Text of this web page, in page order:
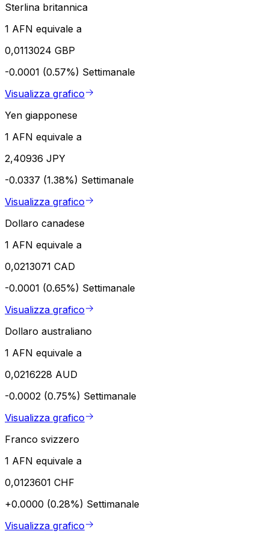
Sterlina britannica
1 AFN equivale a
0,0113024 GBP
-0.0001 (0.57%) Settimanale
Visualizza grafico
Yen giapponese
1 AFN equivale a
2,40936 JPY
-0.0337 (1.38%) Settimanale
Visualizza grafico
Dollaro canadese
1 AFN equivale a
0,0213071 CAD
-0.0001 (0.65%) Settimanale
Visualizza grafico
Dollaro australiano
1 AFN equivale a
0,0216228 AUD
-0.0002 (0.75%) Settimanale
Visualizza grafico
Franco svizzero
1 AFN equivale a
0,0123601 CHF
+0.0000 (0.28%) Settimanale
Visualizza grafico